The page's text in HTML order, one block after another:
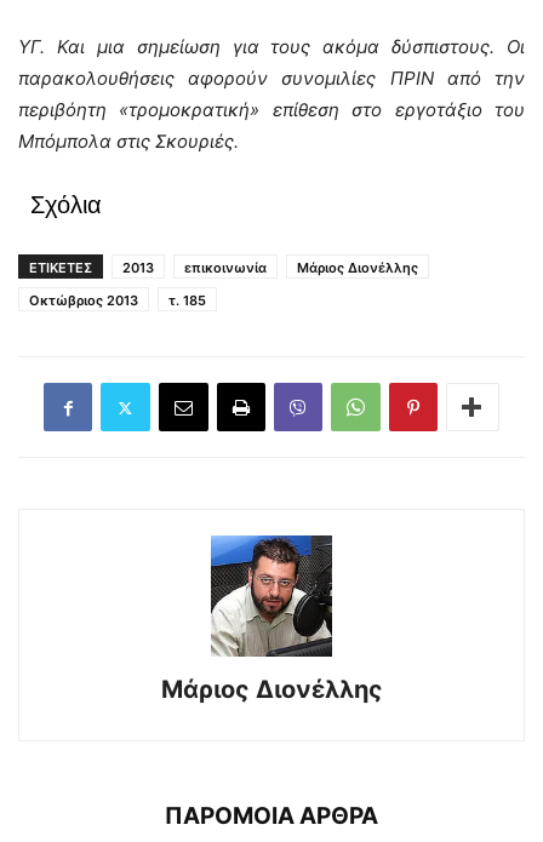
ΥΓ. Και μια σημείωση για τους ακόμα δύσπιστους. Οι
παρακολουθήσεις αφορούν συνομιλίες ΠΡΙΝ από την
περιβόητη «τρομοκρατική» επίθεση στο εργοτάξιο του
Μπόμπολα στις Σκουριές.
Σχόλια
ΕΤΙΚΕΤΕΣ 2013 επικοινωνία
Μάριος Διονέλλης
Οκτώβριος 2013
τ. 185
Μάριος Διονέλλης
ΠΑΡΟΜΟΙΑ ΑΡΘΡΑ